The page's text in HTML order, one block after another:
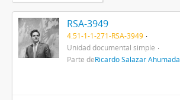
RSA-3949
4.51-1-1-271-RSA-3949
Unidad documental simple
Parte deRicardo Salazar Ahumada